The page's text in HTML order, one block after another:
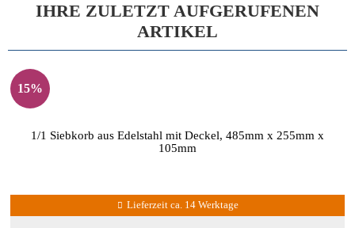
IHRE ZULETZT AUFGERUFENEN
ARTIKEL
15%
1/1 Siebkorb aus Edelstahl mit Deckel, 485mm x 255mm x
105mm
Lieferzeit ca. 14 Werktage